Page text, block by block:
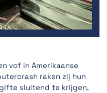
vof in Amerikaanse
raken zij hun
sluitend te krijgen,